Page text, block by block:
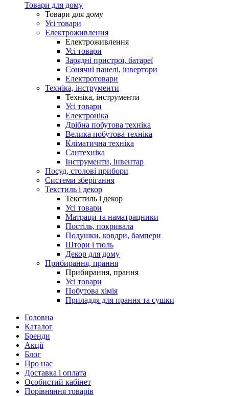
Товари для дому
Товари для дому
Усі товари
Електроживлення
Електроживлення
Усі товари
Зарядні пристрої, батареї
Сонячні панелі, інвертори
Електротовари
Техніка, інструменти
Техніка, інструменти
Усі товари
Електроніка
Дрібна побутова техніка
Велика побутова техніка
Кліматична техніка
Сантехніка
Інструменти, інвентар
Посуд, столові прибори
Системи зберігання
Текстиль і декор
Текстиль і декор
Усі товари
Матраци та наматрацники
Постіль, покривала
Подушки, ковдри, бампери
Штори і тюль
Декор для дому
Прибирання, прання
Прибирання, прання
Усі товари
Побутова хімія
Приладдя для прання та сушки
Головна
Каталог
Бренди
Акції
Блог
Про нас
Доставка і оплата
Особистий кабінет
Порівняння товарів